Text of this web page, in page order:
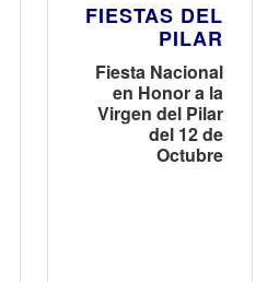
FIESTAS DEL
PILAR
Fiesta Nacional
en Honor a la
Virgen del Pilar
del 12 de
Octubre